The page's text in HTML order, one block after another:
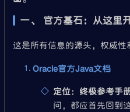
一、 官方基石：从这里
这是所有信息的源头，权威性
Oracle官方Java文档
定位： 终极参考手
问，都应首先回到